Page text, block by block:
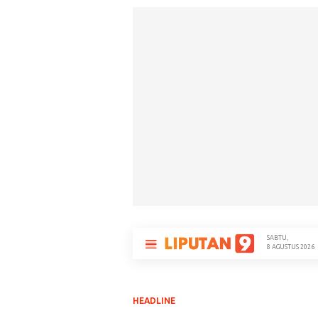
SABTU,
8 AGUSTUS 2026
Tuduhan Kesaksian Palsu, Saksi Terlapor Siapkan Langkah Hukum •
HEADLINE